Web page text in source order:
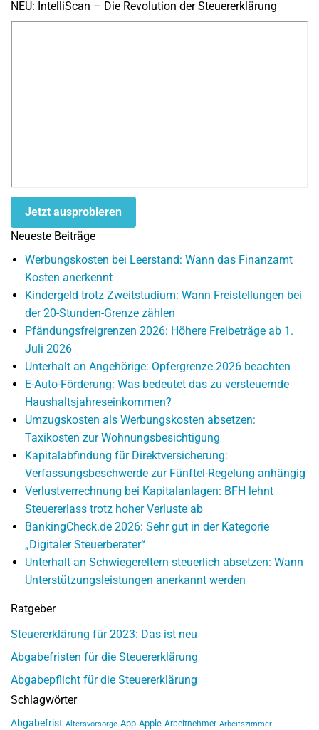
NEU: IntelliScan – Die Revolution der Steuererklärung
Jetzt ausprobieren
Neueste Beiträge
Werbungskosten bei Leerstand: Wann das Finanzamt
Kosten anerkennt
Kindergeld trotz Zweitstudium: Wann Freistellungen bei
der 20-Stunden-Grenze zählen
Pfändungsfreigrenzen 2026: Höhere Freibeträge ab 1.
Juli 2026
Unterhalt an Angehörige: Opfergrenze 2026 beachten
E-Auto-Förderung: Was bedeutet das zu versteuernde
Haushaltsjahreseinkommen?
Umzugskosten als Werbungskosten absetzen:
Taxikosten zur Wohnungsbesichtigung
Kapitalabfindung für Direktversicherung:
Verfassungsbeschwerde zur Fünftel-Regelung anhängig
Verlustverrechnung bei Kapitalanlagen: BFH lehnt
Steuererlass trotz hoher Verluste ab
BankingCheck.de 2026: Sehr gut in der Kategorie
„Digitaler Steuerberater“
Unterhalt an Schwiegereltern steuerlich absetzen: Wann
Unterstützungsleistungen anerkannt werden
Ratgeber
Steuererklärung für 2023: Das ist neu
Abgabefristen für die Steuererklärung
Abgabepflicht für die Steuererklärung
Schlagwörter
Abgabefrist Altersvorsorge App Apple Arbeitnehmer Arbeitszimmer